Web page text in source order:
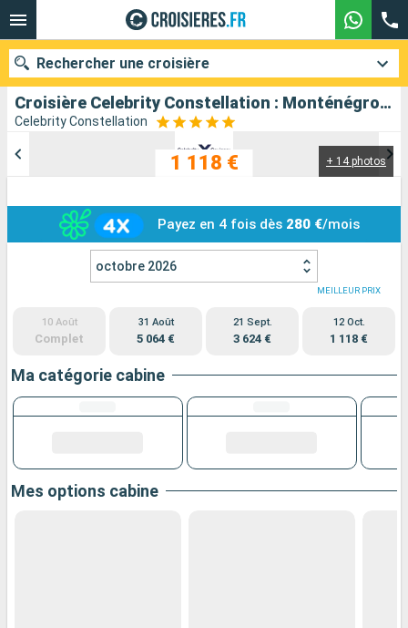
Croisière Celebrity Constellation : Monténégro, Croatie, Italie au départ de Civitavecchia - Rome
Celebrity Constellation
+ 14 photos
1 118 €
Payez en 4 fois dès 280 €/mois
octobre 2026
10 Août
Complet
31 Août
5 064 €
21 Sept.
3 624 €
MEILLEUR PRIX
12 Oct.
1 118 €
Ma catégorie cabine
Mes options cabine
Rechercher une croisière
Mois de départ
Ports Compagnies